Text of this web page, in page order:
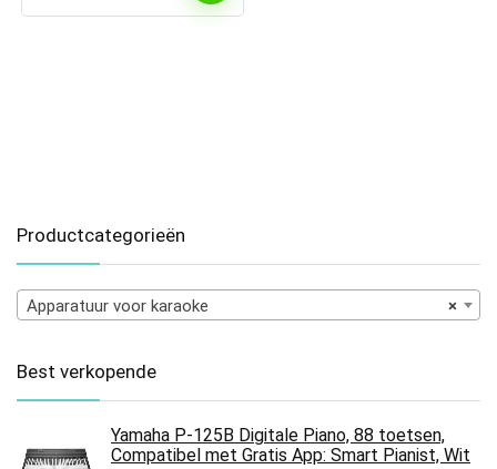
Productcategorieën
×
Apparatuur voor karaoke
Best verkopende
Yamaha P-125B Digitale Piano, 88 toetsen,
Compatibel met Gratis App: Smart Pianist, Wit